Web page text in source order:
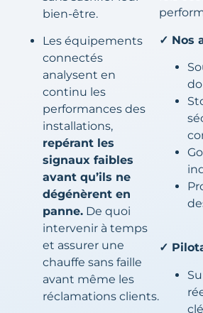
bien-être.
Les équipements
connectés
analysent en
continu les
performances des
installations,
repérant les
signaux faibles
avant qu’ils ne
dégénèrent en
panne. De quoi
intervenir à temps
et assurer une
chauffe sans faille
avant même les
réclamations clients.
✓ Nos
✓